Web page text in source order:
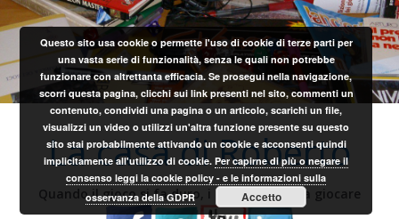
Salta
al
contenuto
La casa di Roberto
Quando il gioco si fa duro, i sardi iniziano a giocare
Questo sito usa cookie o permette l'uso di cookie di terze parti per
una vasta serie di funzionalità, senza le quali non potrebbe
funzionare con altrettanta efficacia. Se prosegui nella navigazione,
scorri questa pagina, clicchi sui link presenti nel sito, commenti un
contenuto, condividi una pagina o un articolo, scarichi un file,
visualizzi un video o utilizzi un'altra funzione presente su questo
sito stai probabilmente attivando un cookie e acconsenti quindi
implicitamente all'utilizzo di cookie.Per capirne di più o negare il
consenso leggi la cookie policy - e le informazioni sulla
osservanza della GDPR
Accetto